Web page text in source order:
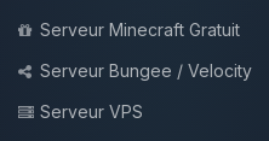
Serveur Minecraft Gratuit
Serveur Bungee / Velocity
Serveur VPS